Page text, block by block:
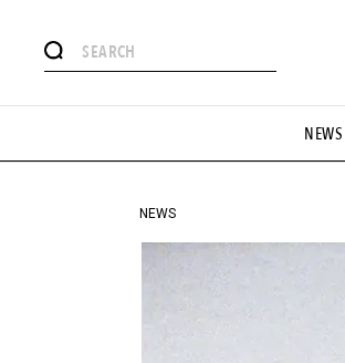
NEWS
#憧れの逸品
#GH 銘品の所以 #フイナムのYouTube
#HANDSOME HANDBOOK
NEWS